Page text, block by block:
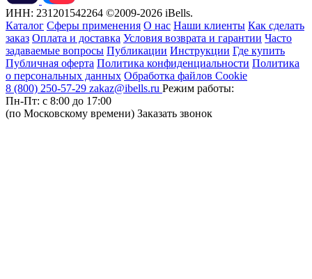
ИНН: 231201542264 ©2009-2026 iBells.
Каталог Сферы применения О нас Наши клиенты Как сделать
заказ Оплата и доставка Условия возврата и гарантии Часто
задаваемые вопросы Публикации Инструкции Где купить
Публичная оферта Политика конфиденциальности Политика
о персональных данных Обработка файлов Cookie
8 (800) 250-57-29 zakaz@ibells.ru Режим работы:
Пн-Пт: с 8:00 до 17:00
(по Московскому времени) Заказать звонок